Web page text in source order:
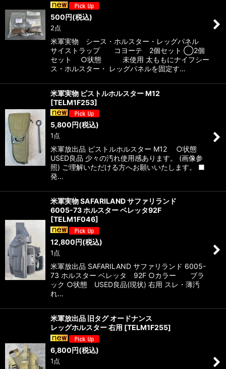
絞り込む
500円(税込)
2点
米軍実物 シース・ホルスター・レッグパネル
サイストラップ コヨーテ 2個セット ◯2個
セット ○状態 未使用 太ももにナイフシー
ス・ホルスター・ レッグパネルを固定す…
米軍実物 ピストルホルスター M12
[TELM1F253]
5,800円(税込)
1点
米軍放出品 ピストルホルスター M12 ○状態
USED良品 少々の汚れ使用感あります。 (画像参
照) ご理解いただける方へお願いいたします。 ■
発…
米軍実物 SAFARILAND サファリランド
6005-73 ホルスター ベレッタ92F
[TELM1F046]
12,800円(税込)
1点
米軍放出品 SAFARILAND サファリランド 6005-
73 ホルスター ベレッタ 92F ○カラー ブラ
ック ○状態 USED良品(現状) 右用 スレ・薄汚
れ…
米軍放出品 旧タグ オードナンス
レッグホルスター 右用 [TELM1F255]
6,800円(税込)
1点